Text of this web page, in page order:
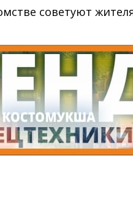
советуют